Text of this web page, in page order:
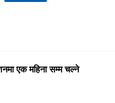
एक महिना सम्म चल्ने